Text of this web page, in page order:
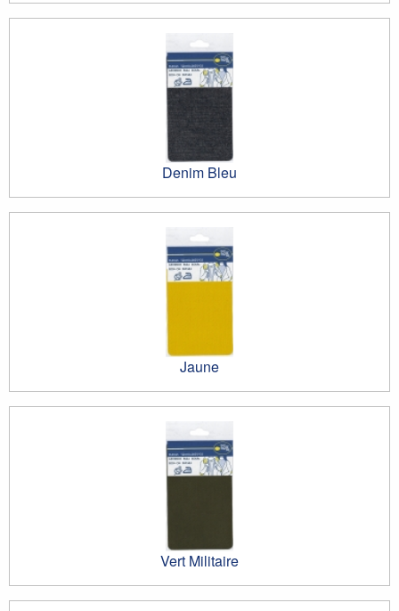
Denim Bleu
Jaune
Vert Militaire